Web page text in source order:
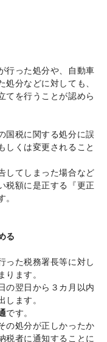
行った処分や、自動車
分などに対しても、
てを行うことが認めら
国税に関する処分に誤
しくは変更されること
してしまった場合など
税額に是正する『更正
る
った税務署長等に対し
ます。
の翌日から３カ月以内
ます。
です。
の処分が正しかったか
税者に通知することに